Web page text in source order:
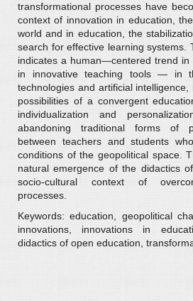
transformational processes have
context of innovation in education,
world and in education, the
search for effective learning systems.
indicates a human—centered trend in
in innovative teaching tools — in
technologies and artificial
possibilities of a convergent
individualization and
abandoning traditional forms of
between teachers and students
conditions of the geopolitical space.
natural emergence of the didactics
socio-cultural context of
processes.
Keywords: education, geopolitical
innovations, innovations in
didactics of open education,